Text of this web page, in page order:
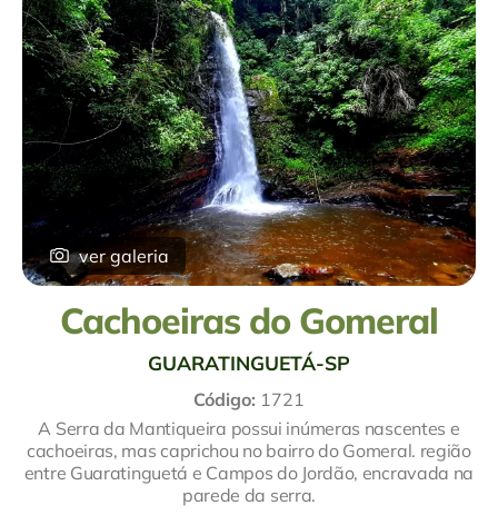
ver galeria
Cachoeiras do Gomeral
GUARATINGUETÁ-SP
Código: 1721
A Serra da Mantiqueira possui inúmeras nascentes e
cachoeiras, mas caprichou no bairro do Gomeral. região
entre Guaratinguetá e Campos do Jordão, encravada na
parede da serra.